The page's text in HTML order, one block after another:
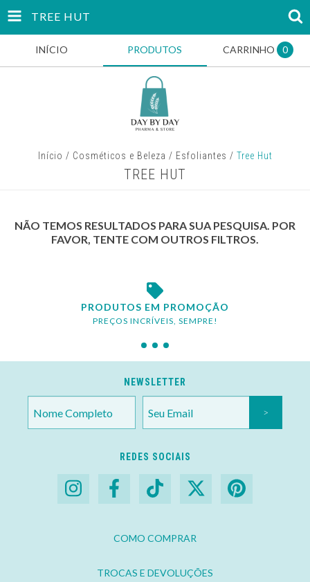
TREE HUT
INÍCIO PRODUTOS CARRINHO 0
Início / Cosméticos e Beleza / Esfoliantes / Tree Hut
TREE HUT
NÃO TEMOS RESULTADOS PARA SUA PESQUISA. POR
FAVOR, TENTE COM OUTROS FILTROS.
PRODUTOS EM PROMOÇÃO
PREÇOS INCRÍVEIS, SEMPRE!
NEWSLETTER
REDES SOCIAIS
COMO COMPRAR
TROCAS E DEVOLUÇÕES